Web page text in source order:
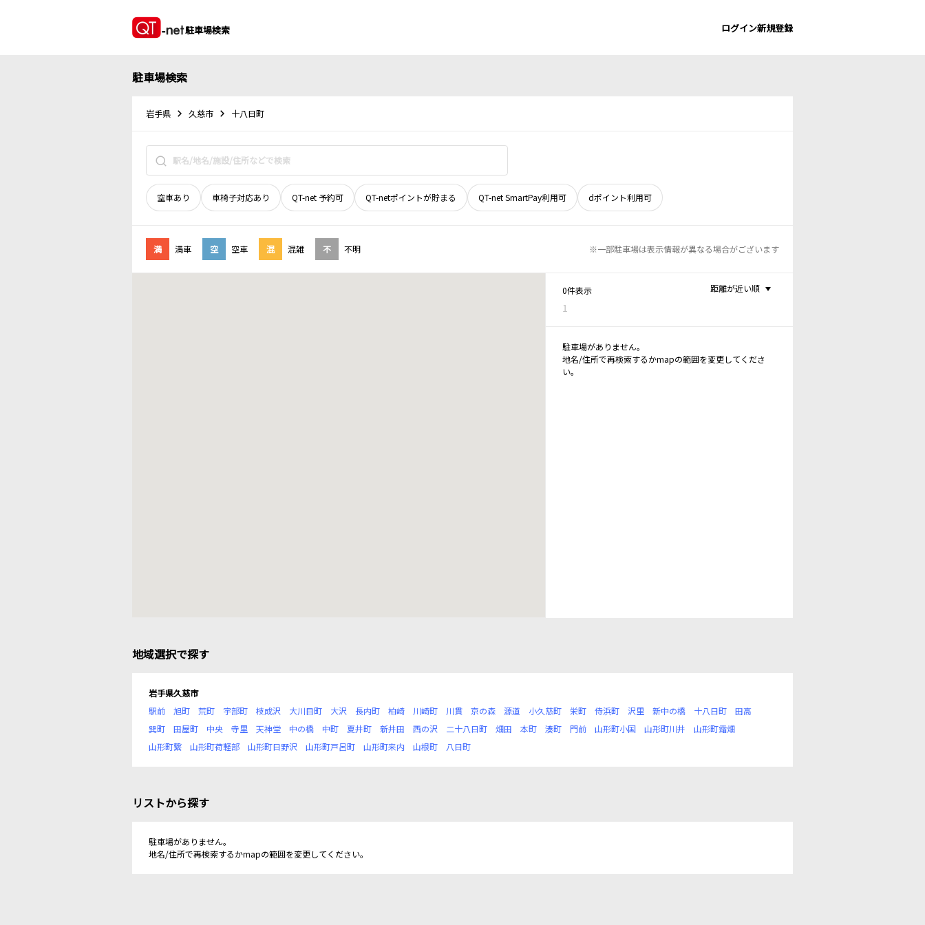
駐車場検索 ログイン新規登録
駐車場検索
岩手県 久慈市 十八日町
空車あり 車椅子対応あり QT-net 予約可 QT-netポイントが貯まる QT-net SmartPay利用可 dポイント利用可
満 満車 空 空車 混 混雑 不 不明 ※一部駐車場は表示情報が異なる場合がございます
0件表示
1
距離が近い順
駐車場がありません。
地名/住所で再検索するかmapの範囲を変更してくださ
い。
地域選択で探す
岩手県久慈市
駅前
旭町 荒町 宇部町 枝成沢 大川目町 大沢 長内町 柏崎 川崎町 川貫 京の森 源道 小久慈町 栄町 侍浜町 沢里 新中の橋 十八日町
田高
巽町
田屋町 中央 寺里 天神堂 中の橋 中町 夏井町 新井田 西の沢 二十八日町 畑田 本町 湊町 門前 山形町小国 山形町川井
山形町霜畑
山形町繋
山形町荷軽部 山形町日野沢 山形町戸呂町 山形町来内 山根町 八日町
リストから探す
駐車場がありません。
地名/住所で再検索するかmapの範囲を変更してください。